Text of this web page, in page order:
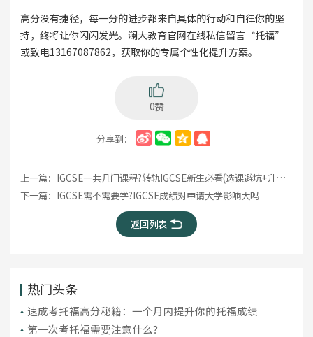
高分没有捷径，每一分的进步都来自具体的行动和自律你的坚
持，终将让你闪闪发光。澜大教育官网在线私信留言“托福”
或致电13167087862，获取你的专属个性化提升方案。
0赞
分享到：
上一篇： IGCSE一共几门课程?转轨IGCSE新生必看(选课避坑+升学路径全解)
下一篇： IGCSE需不需要学?IGCSE成绩对申请大学影响大吗
返回列表
热门头条
​速成考托福高分秘籍：一个月内提升你的托福成绩
第一次考托福需要注意什么？